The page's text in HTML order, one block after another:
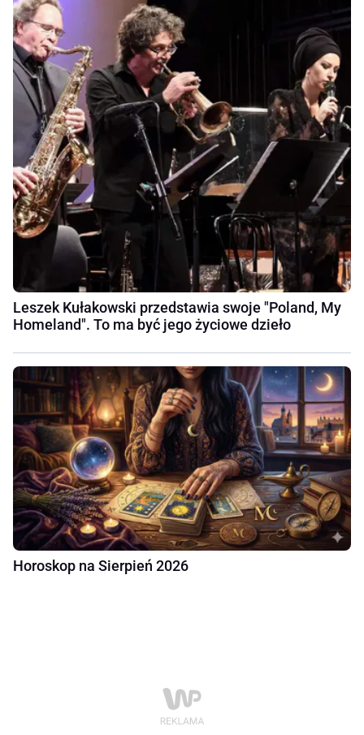
Leszek Kułakowski przedstawia swoje "Poland, My
Homeland". To ma być jego życiowe dzieło
Horoskop na Sierpień 2026